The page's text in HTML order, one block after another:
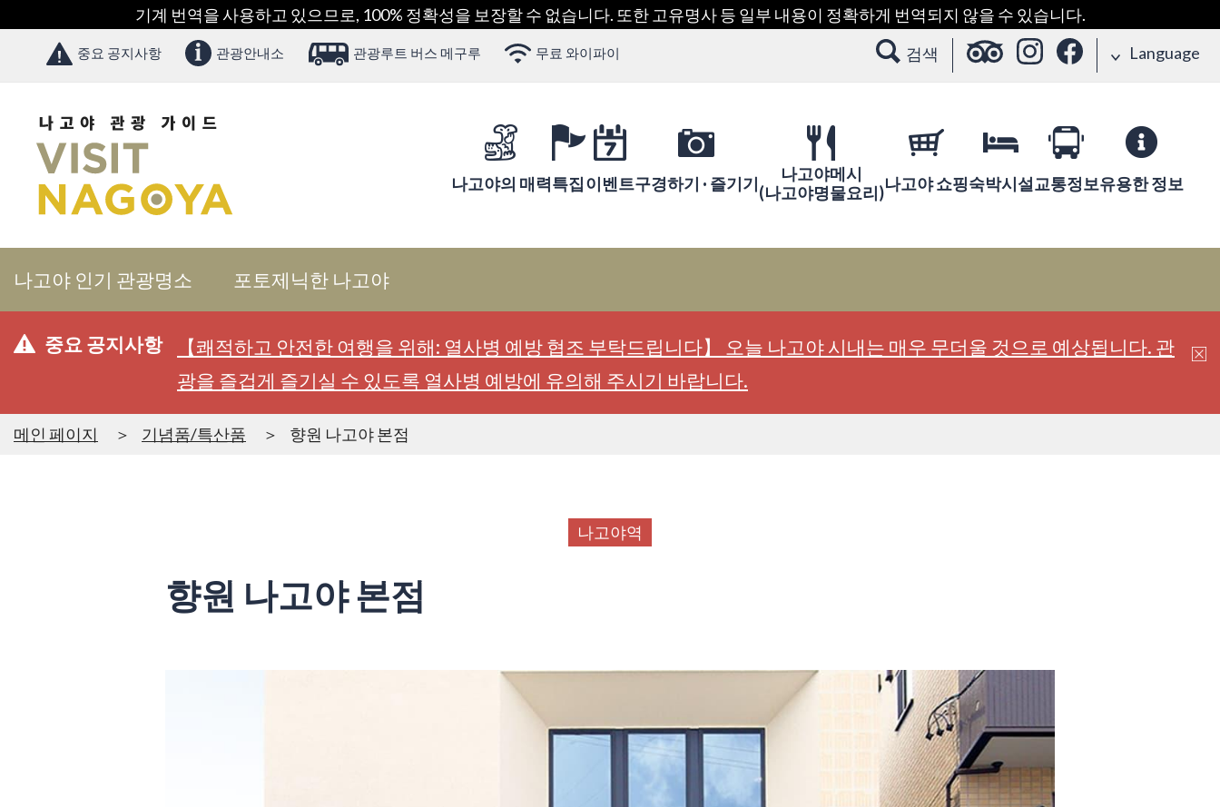
기계 번역을 사용하고 있으므로, 100% 정확성을 보장할 수 없습니다. 또한 고유명사 등 일부 내용이 정확하게 번역되지 않을 수 있습니다.
중요 공지사항 관광안내소 관광루트 버스 메구루 무료 와이파이 검색 Language
나고야의 매력특집이벤트구경하기 · 즐기기
나고야메시
(나고야명물요리)나고야 쇼핑숙박시설교통정보유용한 정보
나고야 인기 관광명소 포토제닉한 나고야
중요 공지사항
【쾌적하고 안전한 여행을 위해: 열사병 예방 협조 부탁드립니다】 오늘 나고야 시내는 매우 무더울 것으로 예상됩니다. 관
광을 즐겁게 즐기실 수 있도록 열사병 예방에 유의해 주시기 바랍니다.
메인 페이지 기념품/특산품 향원 나고야 본점
나고야역
향원 나고야 본점